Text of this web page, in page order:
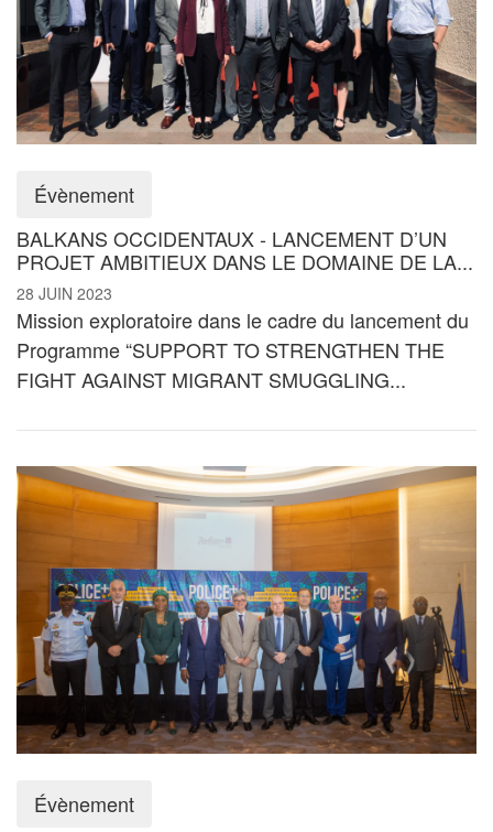
Évènement
BALKANS OCCIDENTAUX - LANCEMENT D’UN
PROJET AMBITIEUX DANS LE DOMAINE DE LA...
28 JUIN 2023
Mission exploratoire dans le cadre du lancement du
Programme “SUPPORT TO STRENGTHEN THE
FIGHT AGAINST MIGRANT SMUGGLING...
Évènement